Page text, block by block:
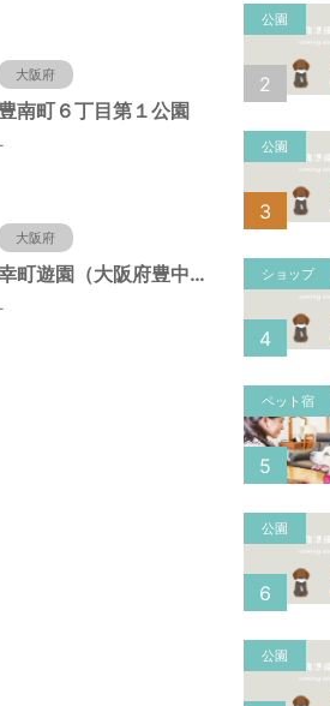
大阪府
豊南町６丁目第１公園
-
大阪府
幸町遊園（大阪府豊中市）
-
公園
2
公園
3
ショップ
4
ペット宿
5
公園
6
公園